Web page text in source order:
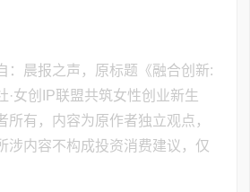
：晨报之声，原标题《融合创新:
·女创IP联盟共筑女性创业新生
所有，内容为原作者独立观点，
涉内容不构成投资消费建议，仅